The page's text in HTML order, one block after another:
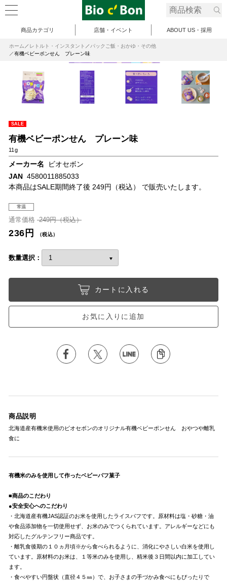
商品カテゴリ 店舗・イベント ABOUT US・採用
ホーム レトルト・インスタント
パックご飯・おかゆ・その他
有機ベビーポンせん プレーン味
SALE
有機ベビーポンせん プレーン味
11g
メーカー名
ビオセボン
JAN 4580011885033
本商品はSALE期間終了後 249円（税込） で販売いたします。
常温
通常価格 249円（税込）
236円 （税込）
数量選択：
カートに入れる
お気に入りに追加
商品説明
北海道産有機米使用のビオセボンのオリジナル有機ベビーポンせん おやつや離乳
食に
有機米のみを使用して作ったベビーパフ菓子
■商品のこだわり
●安全安心へのこだわり
・北海道産有機JAS認証のお米を使用したライスパフです。原材料は塩・砂糖・油
や食品添加物を一切使用せず、お米のみでつくられています。アレルギーなどにも
対応したグルテンフリー商品です。
・離乳食後期の１０ヵ月頃※から食べられるように、消化にやさしい白米を使用し
ています。原材料のお米は、１等米のみを使用し、精米後３日間以内に加工してい
ます。
・食べやすい円盤状（直径４５㎜）で、お子さまの手づかみ食べにもぴったりで